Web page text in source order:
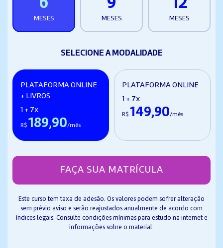
6
MESES
9
MESES
12
MESES
SELECIONE A MODALIDADE
PLATAFORMA ONLINE
+ LIVROS
1 + 7x
R$ 189,90/mês
PLATAFORMA ONLINE
1 + 7x
R$ 149,90/mês
FAÇA SUA MATRÍCULA
Este curso tem taxa de adesão. Os valores podem sofrer alteração
sem prévio aviso e serão reajustados anualmente de acordo com
índices legais. Consulte condições mínimas para estudo na internet e
informações sobre o material.